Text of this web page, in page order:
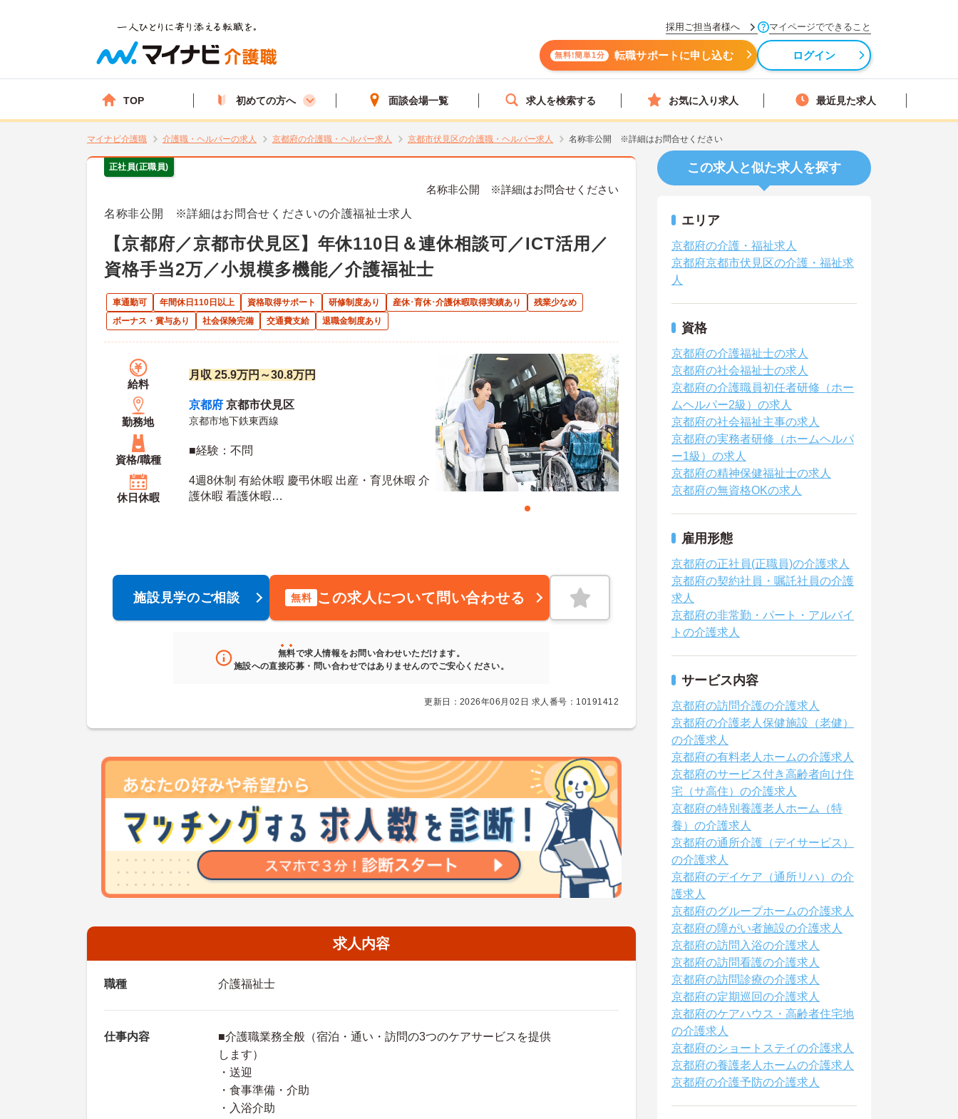
採用ご担当者様へ マイページでできること
無料!簡単1分 転職サポートに申し込む ログイン
TOP 初めての方へ 面談会場一覧 求人を検索する お気に入り求人 最近見た求人
マイナビ介護職 介護職・ヘルパーの求人 京都府の介護職・ヘルパー求人 京都市伏見区の介護職・ヘルパー求人 名称非公開 ※詳細はお問合せください
正社員(正職員)
名称非公開 ※詳細はお問合せください
名称非公開 ※詳細はお問合せくださいの介護福祉士求人
【京都府／京都市伏見区】年休110日＆連休相談可／ICT活用／
資格手当2万／小規模多機能／介護福祉士
車通勤可 年間休日110日以上 資格取得サポート 研修制度あり 産休･育休･介護休暇取得実績あり
残業少なめ
ボーナス・賞与あり
社会保険完備 交通費支給 退職金制度あり
給料
月収 25.9万円～30.8万円
勤務地
京都府 京都市伏見区
京都市地下鉄東西線
資格/職種
■経験：不問
休日休暇
4週8休制 有給休暇 慶弔休暇 出産・育児休暇 介
護休暇 看護休暇
施設見学のご相談 無料 この求人について問い合わせる
無料で求人情報をお問い合わせいただけます。
施設への直接応募・問い合わせではありませんのでご安心ください。
更新日：2026年06月02日 求人番号：10191412
求人内容
職種 介護福祉士
仕事内容
■介護職業務全般（宿泊・通い・訪問の3つのケアサービスを提供
します）
・送迎
・食事準備・介助
・入浴介助
この求人と似た求人を探す
エリア
京都府の介護・福祉求人
京都府京都市伏見区の介護・福祉求
人
資格
京都府の介護福祉士の求人
京都府の社会福祉士の求人
京都府の介護職員初任者研修（ホー
ムヘルパー2級）の求人
京都府の社会福祉主事の求人
京都府の実務者研修（ホームヘルパ
ー1級）の求人
京都府の精神保健福祉士の求人
京都府の無資格OKの求人
雇用形態
京都府の正社員(正職員)の介護求人
京都府の契約社員・嘱託社員の介護
求人
京都府の非常勤・パート・アルバイ
トの介護求人
サービス内容
京都府の訪問介護の介護求人
京都府の介護老人保健施設（老健）
の介護求人
京都府の有料老人ホームの介護求人
京都府のサービス付き高齢者向け住
宅（サ高住）の介護求人
京都府の特別養護老人ホーム（特
養）の介護求人
京都府の通所介護（デイサービス）
の介護求人
京都府のデイケア（通所リハ）の介
護求人
京都府のグループホームの介護求人
京都府の障がい者施設の介護求人
京都府の訪問入浴の介護求人
京都府の訪問看護の介護求人
京都府の訪問診療の介護求人
京都府の定期巡回の介護求人
京都府のケアハウス・高齢者住宅地
の介護求人
京都府のショートステイの介護求人
京都府の養護老人ホームの介護求人
京都府の介護予防の介護求人